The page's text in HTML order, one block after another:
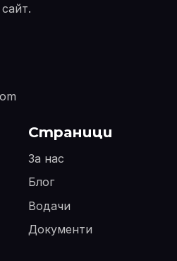
Страници
За нас
Блог
Водачи
Документи